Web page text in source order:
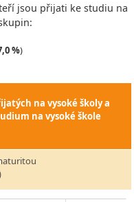
jsou přijati ke studiu na
%)
na vysoké školy a
na vysoké škole